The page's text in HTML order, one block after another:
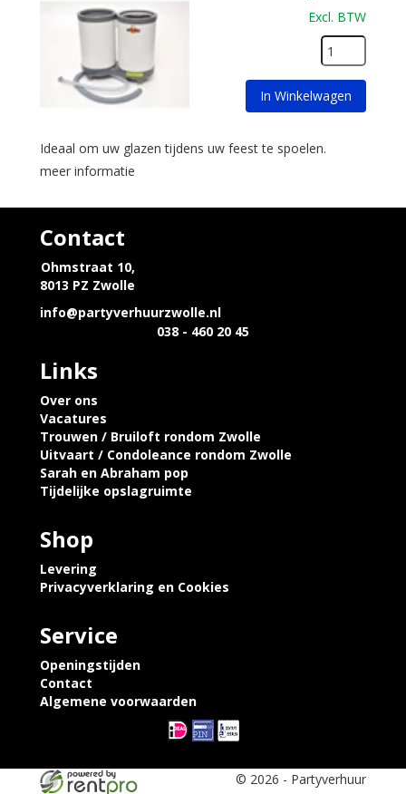
Excl. BTW
In Winkelwagen
Ideaal om uw glazen tijdens uw feest te spoelen.
meer informatie
Contact
Ohmstraat 10,
8013 PZ Zwolle
info@partyverhuurzwolle.nl
038 - 460 20 45
Links
Over ons
Vacatures
Trouwen / Bruiloft rondom Zwolle
Uitvaart / Condoleance rondom Zwolle
Sarah en Abraham pop
Tijdelijke opslagruimte
Shop
Levering
Privacyverklaring en Cookies
Service
Openingstijden
Contact
Algemene voorwaarden
© 2026 - Partyverhuur